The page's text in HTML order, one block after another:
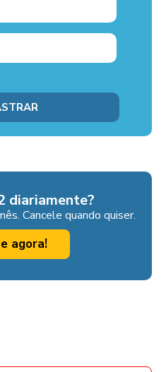
diariamente?
Cancele quando quiser.
agora!